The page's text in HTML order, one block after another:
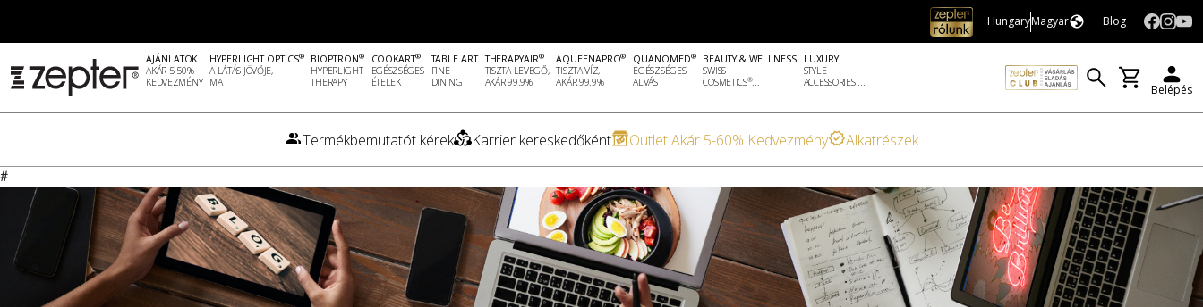
HungaryMagyar Blog
AJÁNLATOK
AKÁR 5-50%
KEDVEZMÉNY
HYPERLIGHT OPTICS®
A LÁTÁS JÖVŐJE,
MA
BIOPTRON®
HYPERLIGHT
THERAPY
COOKART®
EGÉSZSÉGES
ÉTELEK
TABLE ART
FINE
DINING
THERAPYAIR®
TISZTA LEVEGŐ,
AKÁR 99.9%
AQUEENAPRO®
TISZTA VÍZ,
AKÁR 99.9%
QUANOMED®
EGÉSZSÉGES
ALVÁS
BEAUTY & WELLNESS
SWISS
COSMETICS®...
LUXURY
STYLE
ACCESSORIES ...
Belépés
Termékbemutatót kérek Karrier kereskedőként Outlet Akár 5-60% Kedvezmény Alkatrészek
#